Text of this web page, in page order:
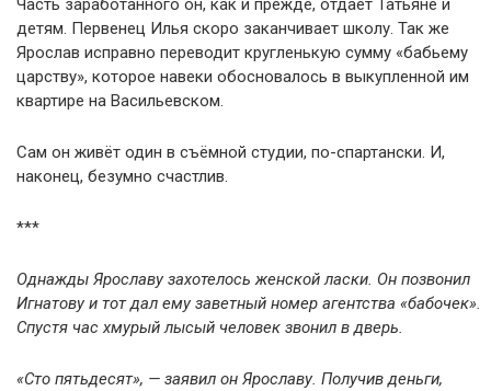
Часть заработанного он, как и прежде, отдаёт Татьяне и
детям. Первенец Илья скоро заканчивает школу. Так же
Ярослав исправно переводит кругленькую сумму «бабьему
царству», которое навеки обосновалось в выкупленной им
квартире на Васильевском.
Сам он живёт один в съёмной студии, по-спартански. И,
наконец, безумно счастлив.
***
Однажды Ярославу захотелось женской ласки. Он позвонил
Игнатову и тот дал ему заветный номер агентства «бабочек».
Спустя час хмурый лысый человек звонил в дверь.
«Сто пятьдесят», — заявил он Ярославу. Получив деньги,